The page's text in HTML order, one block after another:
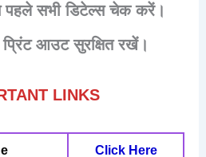
पहले सभी डिटेल्स चेक करें।
आउट सुरक्षित रखें।
LINKS
Click Here